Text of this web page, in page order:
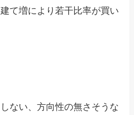
て増により若干比率が買い
ない、方向性の無さそうな